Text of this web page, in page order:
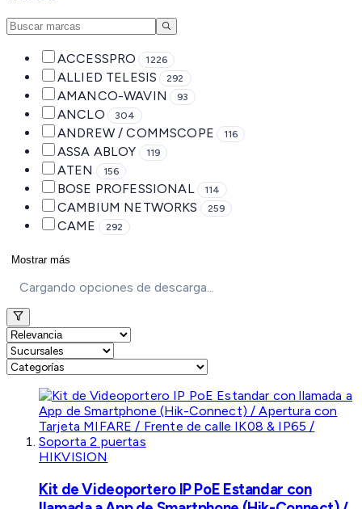
ACCESSPRO 1226
ALLIED TELESIS 292
AMANCO-WAVIN 93
ANCLO 304
ANDREW / COMMSCOPE 116
ASSA ABLOY 119
ATEN 156
BOSE PROFESSIONAL 114
CAMBIUM NETWORKS 259
CAME 292
Mostrar más
Cargando opciones de descarga...
HIKVISION
Kit de Videoportero IP PoE Estandar con